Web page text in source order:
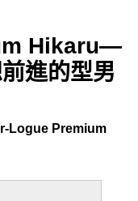
Hikaru—
進的型男
Logue Premium